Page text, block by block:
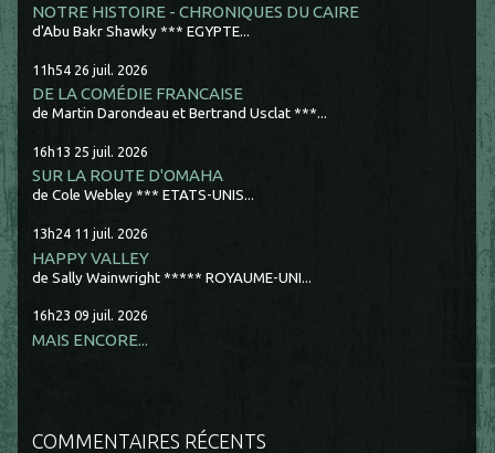
NOTRE HISTOIRE - CHRONIQUES DU CAIRE
d'Abu Bakr Shawky *** EGYPTE...
11h54 26 juil. 2026
DE LA COMÉDIE FRANCAISE
de Martin Darondeau et Bertrand Usclat ***...
16h13 25 juil. 2026
SUR LA ROUTE D'OMAHA
de Cole Webley *** ETATS-UNIS...
13h24 11 juil. 2026
HAPPY VALLEY
de Sally Wainwright ***** ROYAUME-UNI...
16h23 09 juil. 2026
MAIS ENCORE...
COMMENTAIRES RÉCENTS